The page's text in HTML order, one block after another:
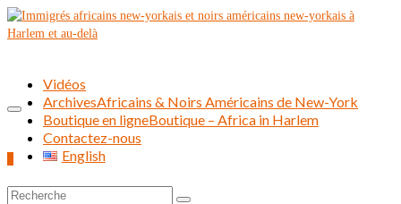
Rechercher :
Vidéos
ArchivesAfricains & Noirs Américains de New-York
Boutique en ligneBoutique – Africa in Harlem
Contactez-nous
English